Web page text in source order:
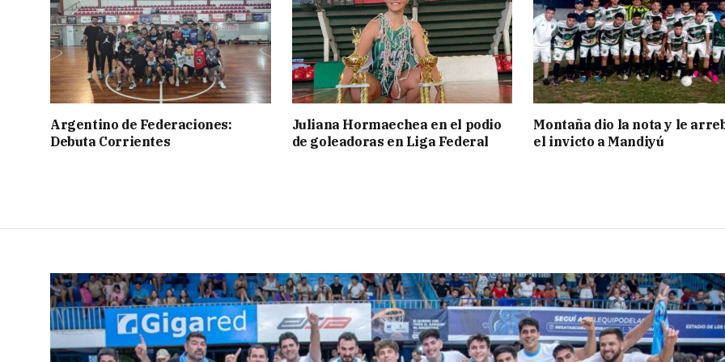
Argentino de Federaciones:
Debuta Corrientes
Juliana Hormaechea en el podio
de goleadoras en Liga Federal
Montaña dio la nota y le
el invicto a Mandiyú